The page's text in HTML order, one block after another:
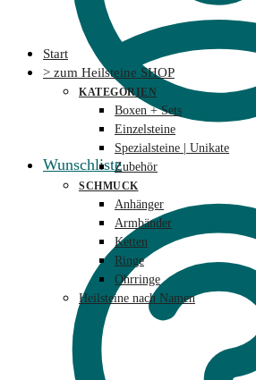
Wunschliste
Start
> zum Heilsteine SHOP
KATEGORIEN
Boxen + Sets
Einzelsteine
Spezialsteine | Unikate
Zubehör
SCHMUCK
Anhänger
Armbänder
Ketten
Ringe
Ohrringe
Heilsteine nach Namen